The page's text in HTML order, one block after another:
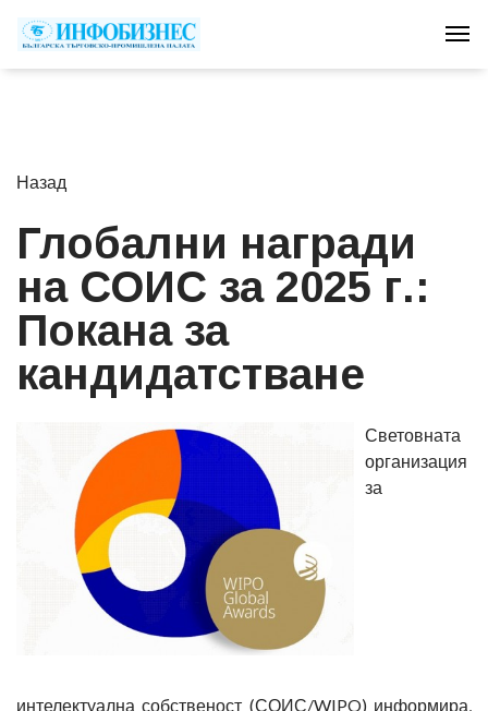
Назад
Глобални награди
на СОИС за 2025 г.:
Покана за
кандидатстване
Световната
организация
за
интелектуална собственост (СОИС/WIPO) информира,